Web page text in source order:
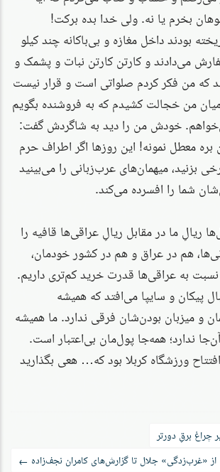
بخرم یا نه. ولی خدا بده برکت!
بودند داخل مغازه و بی‌باکانه چند کیلو
می‌دادند و کارتن کارتن نبات و پشمک و
که من فکر کردم صلواتی است و قرار نیست
من خجالت کشیدم که به فروشنده بگویم
خودش من را دید به شاگردش گفت:
معطل نمونه! این روزها اگر اطراف حرم
میهمان‌های عرب‌زبانی را می‌بینید
شما را افسرده می‌کند.
ریالِ ما در مقابل ریالِ عراقی‌ها قافیه را
هم در عراق و هم در کشور خودمان،
نسبت به عراقی‌ها قدرت خرید کم‌تری داریم.
پیکان و سایپا می‌افتد که همیشه
و میزبان بودن‌شان فرقی ندارد. ما همیشه
ندارد؛ همه‌جا پول‌مان بی‌اعتبار است.
افتتاح ورزشگاه کربلا بود که… هعی بگذارید
چراغ برقِ دورتر
از «غرب‌زدگی» جلال تا گزارش‌های کامران نجف‌زاده ←